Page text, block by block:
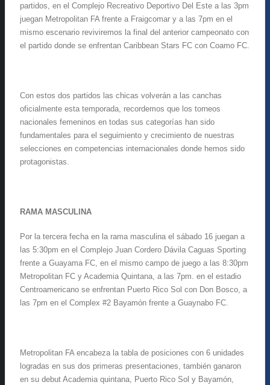
partidos, en el Complejo Recreativo Deportivo Del Este a las 3pm
juegan Metropolitan FA frente a Fraigcomar y a las 7pm en el
mismo escenario reviviremos la final del anterior campeonato con
el partido donde se enfrentan Caribbean Stars FC con Coamo FC.
Con estos dos partidos las chicas volverán a las canchas
oficialmente esta temporada, recordemos que los torneos
nacionales femeninos en todas sus categorías han sido
fundamentales para el seguimiento y crecimiento de nuestras
selecciones en competencias internacionales donde hemos sido
protagonistas.
RAMA MASCULINA
Por la tercera fecha en la rama masculina el sábado 16 juegan a
las 5:30pm en el Complejo Juan Cordero Dávila Caguas Sporting
frente a Guayama FC, en el mismo campo de juego a las 8:30pm
Metropolitan FC y Academia Quintana, a las 7pm. en el estadio
Centroamericano se enfrentan Puerto Rico Sol con Don Bosco, a
las 7pm en el Complex #2 Bayamón frente a Guaynabo FC.
Metropolitan FA encabeza la tabla de posiciones con 6 unidades
logradas en sus dos primeras presentaciones, también ganaron
en su debut Academia quintana, Puerto Rico Sol y Bayamón,